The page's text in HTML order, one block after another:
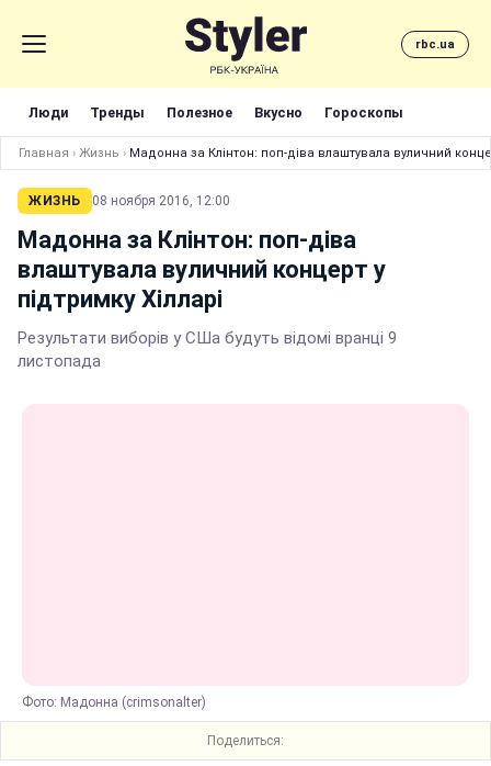
rbc.ua
Люди Тренды Полезное Вкусно Гороскопы
Главная › Жизнь › Мадонна за Клінтон: поп-діва влаштувала вуличний
ЖИЗНЬ 08 ноября 2016, 12:00
Мадонна за Клінтон: поп-діва
влаштувала вуличний концерт у
підтримку Хілларі
Результати виборів у СШа будуть відомі вранці 9
листопада
Фото: Мадонна (crimsonalter)
Поделиться: